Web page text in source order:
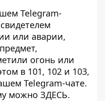
Telegram-
или аварии,
огонь или
в 101, 102 и 103,
Telegram-чате.
можно ЗДЕСЬ.